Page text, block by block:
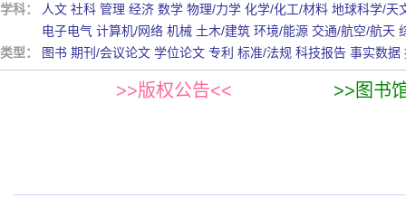
学科： 人文 社科 管理 经济 数学 物理/力学 化学/化工/材料 地球科学/天
电子电气 计算机/网络 机械 土木/建筑 环境/能源 交通/航空/航天
类型：
图书 期刊/会议论文 学位论文 专利 标准/法规 科技报告 事实数据
>>版权公告<< >>图书